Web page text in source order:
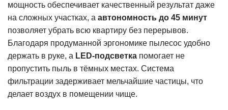
мощность обеспечивает качественный результат даже
на сложных участках, а автономность до 45 минут
позволяет убрать всю квартиру без перерывов.
Благодаря продуманной эргономике пылесос удобно
держать в руке, а LED-подсветка помогает не
пропустить пыль в тёмных местах. Система
фильтрации задерживает мельчайшие частицы, что
делает воздух в помещении чище.